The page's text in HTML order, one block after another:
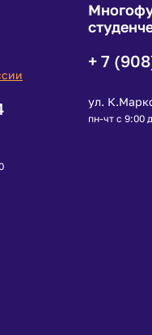
+ 7
ул.
пн-чт с 9:00